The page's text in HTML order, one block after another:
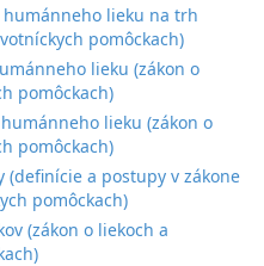
lieku na trh
pomôckach)
lieku (zákon o
pomôckach)
lieku (zákon o
pomôckach)
a postupy v zákone
pomôckach)
(zákon o liekoch a